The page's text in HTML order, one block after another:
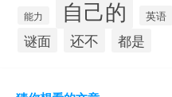
能力 自己的 英语
谜面 还不 都是